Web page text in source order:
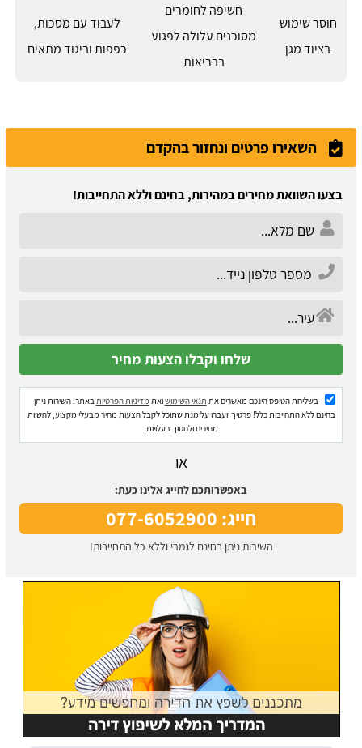
חוסר שימוש
בציוד מגן
חשיפה לחומרים
מסוכנים עלולה לפגוע
בבריאות
לעבוד עם מסכות,
כפפות וביגוד מתאים
השאירו פרטים ונחזור בהקדם
בצעו השוואת מחירים במהירות, בחינם וללא התחייבות!
בשליחת הטופס הינכם מאשרים את תנאי השימושואת מדיניות הפרטיות באתר. השירות ניתן
בחינם ללא התחייבות כלל! פרטיך יועברו על מנת שתוכל לקבל הצעות מחיר מבעלי מקצוע, להשוות
מחירים ולחסוך בעלויות.
או
באפשרותכם לחייג אלינו כעת:
חייג: 077-6052900
השירות ניתן בחינם לגמרי וללא כל התחייבות!